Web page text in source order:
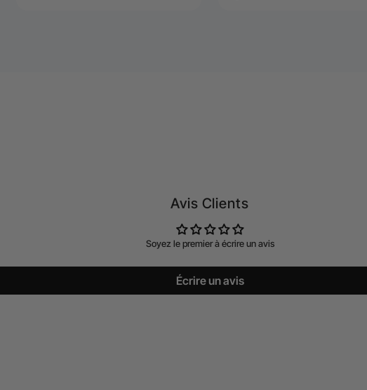
Avis Clients
Soyez le premier à écrire un avis
Écrire un avis